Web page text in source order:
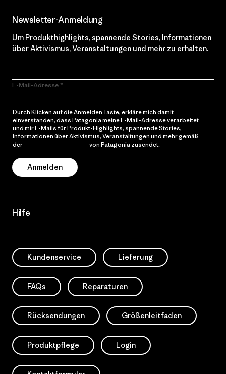
Newsletter-Anmeldung
Um Produkthighlights, spannende Stories, Informationen
über Aktivismus, Veranstaltungen und mehr zu erhalten.
E-Mail-Adresse
Durch Klicken auf die Anmelden Taste, erkläre mich damit
einverstanden, dass Patagonia meine E-Mail-Adresse verarbeitet
und mir E-Mails für Produkt-Highlights, spannende Stories,
Informationen über Aktivismus, Veranstaltungen und mehr gemäß
der
von Patagonia zusendet.
Anmelden
Hilfe
Kundenservice Lieferung
FAQs Reparaturen
Rücksendungen Größenleitfaden
Produktpflege Login